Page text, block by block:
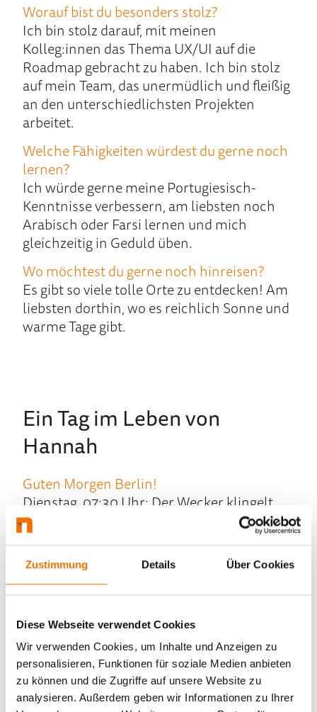
Zustimmung Details Über Cookies
Diese Webseite verwendet Cookies
Wir verwenden Cookies, um Inhalte und Anzeigen zu
personalisieren, Funktionen für soziale Medien anbieten
zu können und die Zugriffe auf unsere Website zu
analysieren. Außerdem geben wir Informationen zu Ihrer
Worauf bist du besonders stolz?
Ich bin stolz darauf, mit meinen
Kolleg:innen das Thema UX/UI auf die
Roadmap gebracht zu haben. Ich bin stolz
auf mein Team, das unermüdlich und fleißig
an den unterschiedlichsten Projekten
arbeitet.
Welche Fähigkeiten würdest du gerne noch
lernen?
Ich würde gerne meine Portugiesisch-
Kenntnisse verbessern, am liebsten noch
Arabisch oder Farsi lernen und mich
gleichzeitig in Geduld üben.
Wo möchtest du gerne noch hinreisen?
Es gibt so viele tolle Orte zu entdecken! Am
liebsten dorthin, wo es reichlich Sonne und
warme Tage gibt.
Ein Tag im Le­ben von
Hannah
Guten Morgen Berlin!
Dienstag, 07:30 Uhr: Der Wecker klingelt
und Hannah startet ihren Tag mit Musik.
Heute ist Team-Tag! Nach dem Duschen,
Zähne­putzen und An­ziehen macht sie sich
ent­weder mit dem Fahr­rad oder der Bahn
auf den Weg ins Büro. Auch bei schö­nem
Der Mor­gen im Office
Gegen 09:00 Uhr kommt Hannah im Büro
an. Sie be­grüßt die Kolleg:innen, schnappt
sich Wasser und ein Heiß­ge­tränk ihrer